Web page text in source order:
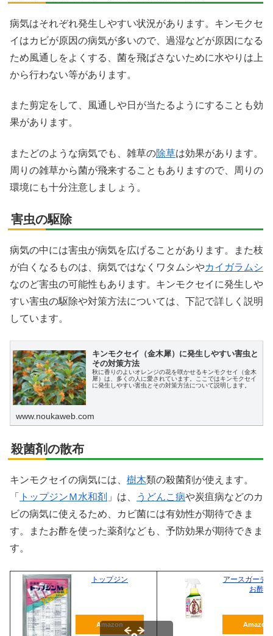
病気はそれぞれ発生しやすい状況があります。キンモクセ
イはカビが原因の病気が多いので、過湿などが原因になる
ため風通しをよくする、菌を飛ばさないために水やりは上
から行わない等があります。
また剪定をして、風通しや日が当たるようにすることも効
果があります。
またどのような病気でも、雑草の除草は効果があります。
周りの雑草から菌が飛来することもありますので、周りの
環境にも十分注意しましょう。
害虫の駆除
病気の中には害虫が病気を広げることがあります。また枝
が白くなるものは、病気ではなくワタムシやカイガラムシ
なのど害虫の可能性もあります。キンモクセイに発生しや
すい害虫の駆除や対策方法については、下記で詳しく説明
しています。
キンモクセイ（金木犀）に発生しやすい害虫と
その対策方法
秋に香りのよいオレンジの花を咲かせるキンモクセイ（金木
犀）は、多くの人に愛されています。ここではキンモクセイ
に発生しやすい害虫とその対策方法について説明します。
www.noukaweb.com
殺菌剤の散布
キンモクセイの病気には、 樹木類の殺菌剤が使えます。
「
トップジンＭ水和剤 」は、 うどんこ病や炭疽病などのカ
ビの病気に使えるため、カビ菌には有効性が期待できま
す。またお酢を使った薬剤なども、予防効果が期待できま
す。
トップジン
Amazon
アースガーデ
お酢
Amazon